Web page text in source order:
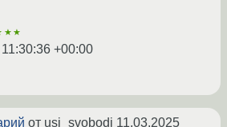
+00:00
от usi_svobodi 11.03.2025